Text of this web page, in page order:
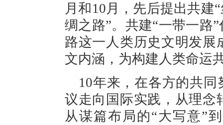
月和10月，先后提出共建
绸之路”。共建“一带一路
路这一人类历史文明发
文内涵，为构建人类命运
10年来，在各方的共
议走向国际实践，从理念
从谋篇布局的“大写意”